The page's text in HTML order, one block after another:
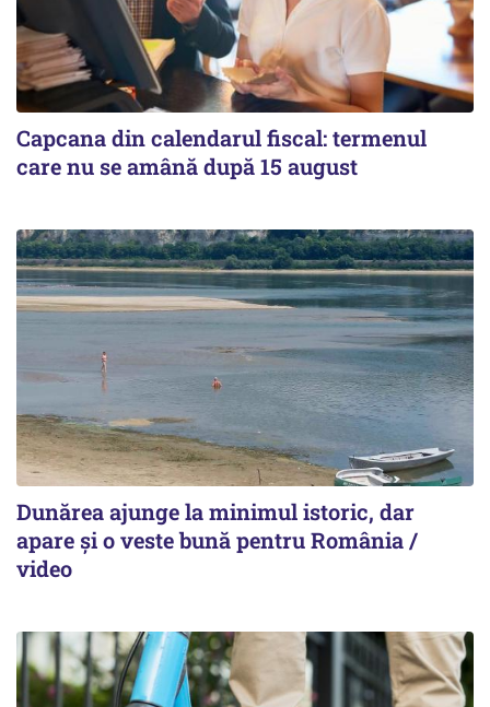
Capcana din calendarul fiscal: termenul
care nu se amână după 15 august
Dunărea ajunge la minimul istoric, dar
apare și o veste bună pentru România /
video